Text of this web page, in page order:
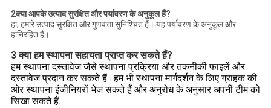
2क्या आपके उत्पाद सुरक्षित और पर्यावरण के अनुकूल हैं?
हां, हमारे उत्पाद सुरक्षित और गुणवत्ता सुनिश्चित हैं। यह पर्यावरण के अनुकूल और
हानिरहित है।
3 क्या हम स्थापना सहायता प्राप्त कर सकते हैं?
हम स्थापना दस्तावेज जैसे स्थापना प्रक्रिया और तकनीकी फाइलें और
दस्तावेज प्रदान कर सकते हैं।हम भी स्थापना मार्गदर्शन के लिए ग्राहक की
ओर स्थापना इंजीनियरों भेज सकते हैं और अनुरोध के अनुसार अपनी टीम को
सिखा सकते हैं.